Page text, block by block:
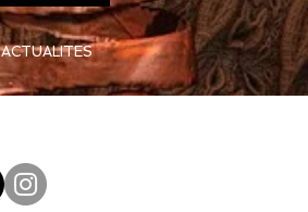
ACTUALITES